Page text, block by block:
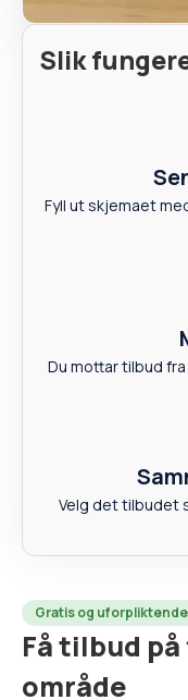
Slik
Fyll ut skjemaet
Du mottar tilbud
Velg det tilbudet
Gratis og uforpliktende
Få tilbud
område